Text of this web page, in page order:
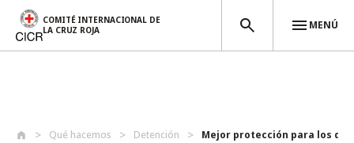
COMITÉ INTERNACIONAL DE
LA CRUZ ROJA
MENÚ
Qué hacemos Detención Mejor protección para los